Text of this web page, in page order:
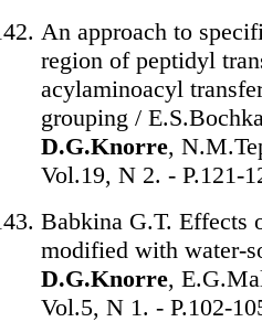
An approach to
region of peptidyl
acylaminoacyl
grouping /
D.G.Knorre,
Vol.19, N 2. - P.121-
Babkina G.T. Effects
modified with water-
D.G.Knorre,
Vol.5, N 1. - P.102-